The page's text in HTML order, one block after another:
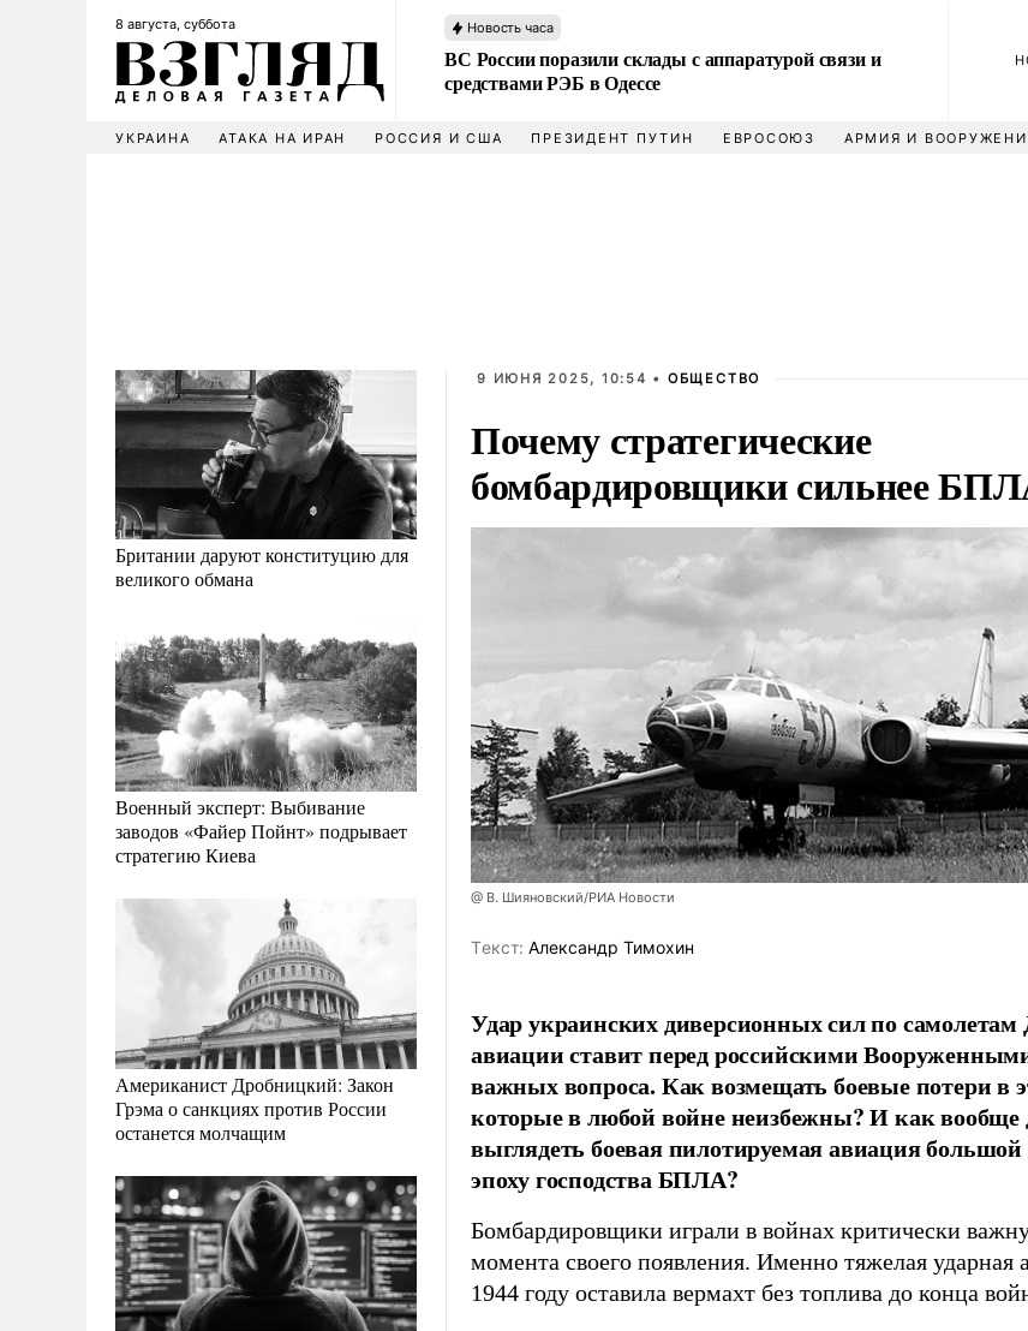
8 августа, суббота Новость часа
ВС России поразили склады с аппаратурой связи и
средствами РЭБ в Одессе
УКРАИНА АТАКА НА ИРАН РОССИЯ И США ПРЕЗИДЕНТ ПУТИН ЕВРОСОЮЗ АРМИЯ И
Британии даруют конституцию для
великого обмана
Военный эксперт: Выбивание
заводов «Файер Пойнт» подрывает
стратегию Киева
Американист Дробницкий: Закон
Грэма о санкциях против России
останется молчащим
9 ИЮНЯ 2025, 10:54 • ОБЩЕСТВО
Почему стратегические
бомбардировщики сильнее
@ В. Шияновский/РИА Новости
Tекст: Александр Тимохин
Удар украинских диверсионных сил по самолетам
авиации ставит перед российскими
важных вопроса. Как возмещать боевые потери в
которые в любой войне неизбежны? И как вообще
выглядеть боевая пилотируемая авиация большой
эпоху господства БПЛА?
Бомбардировщики играли в войнах критически
момента своего появления. Именно тяжелая
1944 году оставила вермахт без топлива до конца